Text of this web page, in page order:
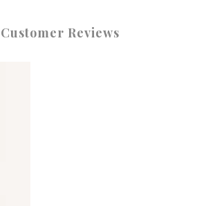
Customer Reviews